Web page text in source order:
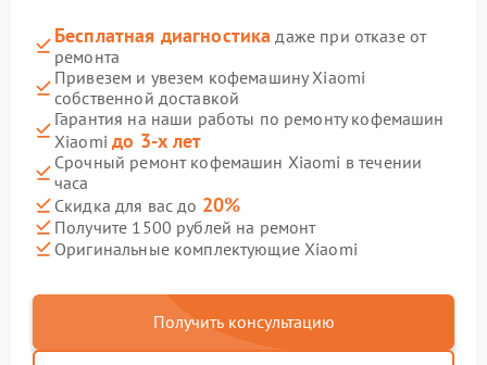
Бесплатная диагностика даже при отказе от
ремонта
Привезем и увезем кофемашину Xiaomi
собственной доставкой
Гарантия на наши работы по ремонту кофемашин
Xiaomiдо 3-х лет
Срочный ремонт кофемашин Xiaomi в течении
часа
Скидка для вас до 20%
Получите 1500 рублей на ремонт
Оригинальные комплектующие Xiaomi
Получить консультацию